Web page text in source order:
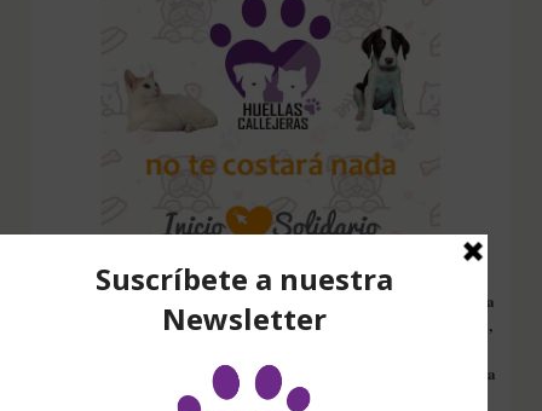
Configura nuestro Inicio Solidario en todos tus dispositivos y cada
vez que entres a hacer una búsqueda en internet desde esa página,
Amazon desde ahí, tu compra será solidaria sin ningún coste extra
para ti.